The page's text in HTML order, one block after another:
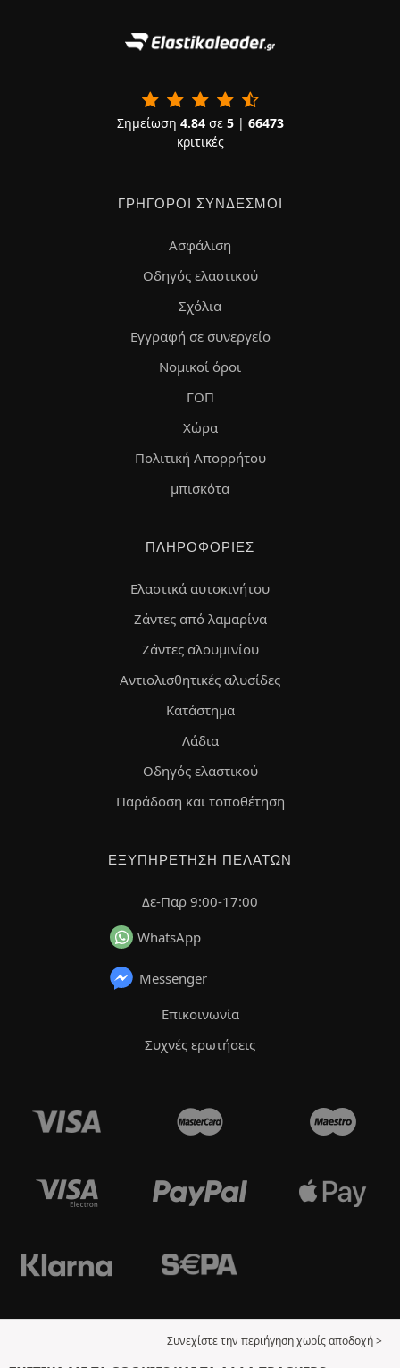
Σημείωση 4.84σε 5| 66473
κριτικές
ΓΡΉΓΟΡΟΙ ΣΎΝΔΕΣΜΟΙ
Ασφάλιση
Οδηγός ελαστικού
Σχόλια
Εγγραφή σε συνεργείο
Νομικοί όροι
ΓΟΠ
Χώρα
Πολιτική Απορρήτου
μπισκότα
ΠΛΗΡΟΦΟΡΊΕΣ
Ελαστικά αυτοκινήτου
Ζάντες από λαμαρίνα
Ζάντες αλουμινίου
Αντιολισθητικές αλυσίδες
Κατάστημα
Λάδια
Οδηγός ελαστικού
Παράδοση και τοποθέτηση
ΕΞΥΠΗΡΈΤΗΣΗ ΠΕΛΑΤΏΝ
Δε-Παρ 9:00-17:00
WhatsApp
Messenger
Επικοινωνία
Συχνές ερωτήσεις
Συνεχίστε την περιήγηση χωρίς αποδοχή >